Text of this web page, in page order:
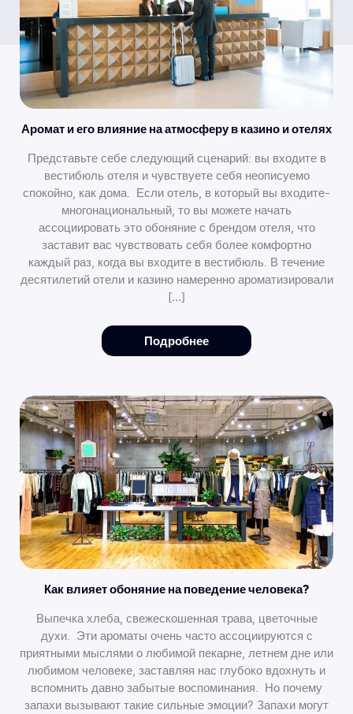
Аромат и его влияние на атмосферу в казино и отелях
Представьте себе следующий сценарий: вы входите в
вестибюль отеля и чувствуете себя неописуемо
спокойно, как дома. Если отель, в который вы входите-
многонациональный, то вы можете начать
ассоциировать это обоняние с брендом отеля, что
заставит вас чувствовать себя более комфортно
каждый раз, когда вы входите в вестибюль. В течение
десятилетий отели и казино намеренно ароматизировали
[…]
Подробнее
Как влияет обоняние на поведение человека?
Выпечка хлеба, свежескошенная трава, цветочные
духи. Эти ароматы очень часто ассоциируются с
приятными мыслями о любимой пекарне, летнем дне или
любимом человеке, заставляя нас глубоко вдохнуть и
вспомнить давно забытые воспоминания. Но почему
запахи вызывают такие сильные эмоции? Запахи могут